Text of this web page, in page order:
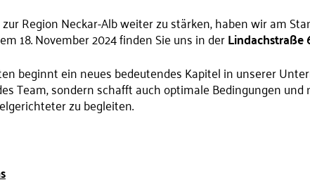
Region Neckar-Alb weiter zu stärken, haben wir am
18. November 2024 finden Sie uns in derLindachstraße
beginnt ein neues bedeutendes Kapitel in unserer
Team, sondern schafft auch optimale Bedingungen
zu begleiten.